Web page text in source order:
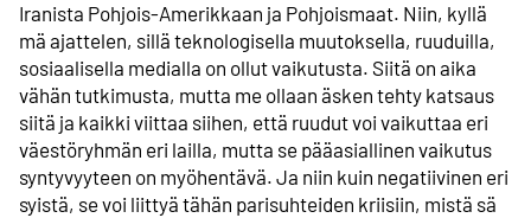
Iranista Pohjois-Amerikkaan ja Pohjoismaat. Niin, kyllä
mä ajattelen, sillä teknologisella muutoksella, ruuduilla,
sosiaalisella medialla on ollut vaikutusta. Siitä on aika
vähän tutkimusta, mutta me ollaan äsken tehty katsaus
siitä ja kaikki viittaa siihen, että ruudut voi vaikuttaa eri
väestöryhmän eri lailla, mutta se pääasiallinen vaikutus
syntyvyyteen on myöhentävä. Ja niin kuin negatiivinen eri
syistä, se voi liittyä tähän parisuhteiden kriisiin, mistä sä